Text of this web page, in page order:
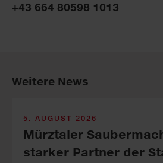
+43 664 80598 1013
Weitere News
5. AUGUST 2026
Mürztaler
starker Part­ner der